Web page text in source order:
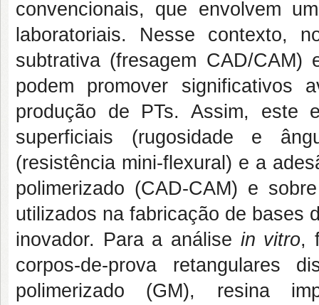
convencionais, que envolvem
laboratoriais. Nesse contexto,
subtrativa (fresagem CAD/CAM)
podem promover
produção de PTs. Assim, este
superficiais (rugosidade e
(resistência mini-flexural) e a
polimerizado (CAD-CAM) e
utilizados na fabricação de bases
inovador. Para a análise in vitro,
corpos-de-prova retangulares
polimerizado (GM), resina